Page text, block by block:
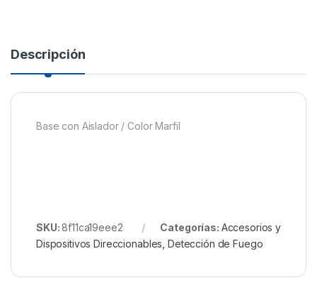
Descripción
Base con Aislador / Color Marfil
SKU:8f11ca19eee2 Categorías: Accesorios y
Dispositivos Direccionables Detección de Fuego